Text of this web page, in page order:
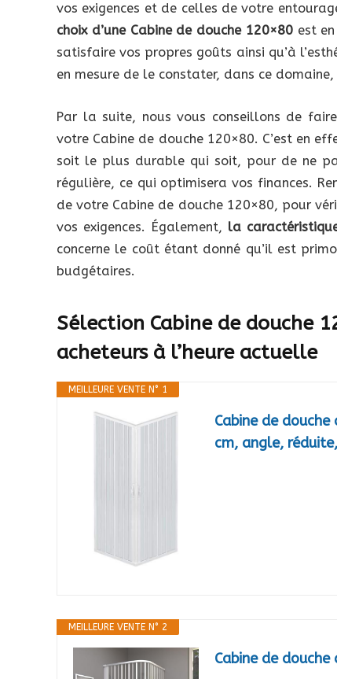
vos exigences et de celles de votre
choix d’une Cabine de douche 120×80est en
satisfaire vos propres goûts ainsi qu’à
en mesure de le constater, dans ce
Par la suite, nous vous conseillons de
votre Cabine de douche 120×80. C’est en
soit le plus durable qui soit, pour de ne
régulière, ce qui optimisera vos finances.
de votre Cabine de douche 120×80, pour
vos exigences. Également, la
concerne le coût étant donné qu’il est
budgétaires.
Sélection Cabine de douche
acheteurs à l’heure actuelle
MEILLEURE VENTE N° 1
Cabine de
cm, angle,
MEILLEURE VENTE N° 2
Cabine de